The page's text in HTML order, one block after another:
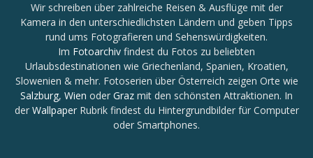
Wir schreiben über zahlreiche Reisen & Ausflüge mit der
Kamera in den unterschiedlichsten Ländern und geben Tipps
rund ums Fotografieren und Sehenswürdigkeiten.
Im Fotoarchiv findest du Fotos zu beliebten
Urlaubsdestinationen wie Griechenland, Spanien, Kroatien,
Slowenien & mehr. Fotoserien über Österreich zeigen Orte wie
Salzburg, Wien oder Graz mit den schönsten Attraktionen. In
der WallpaperRubrik findest du Hintergrundbilder für Computer
oder Smartphones.